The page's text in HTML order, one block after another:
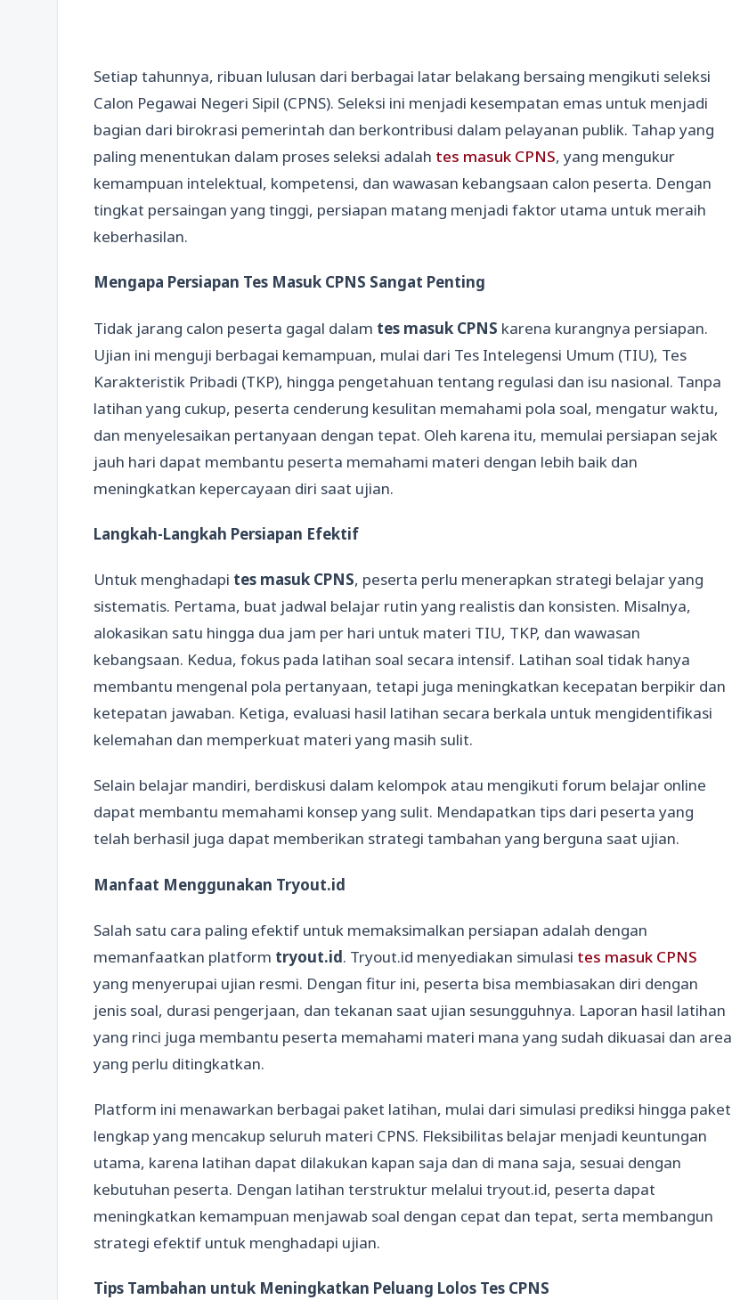
Setiap tahunnya, ribuan lulusan dari berbagai latar belakang bersaing mengikuti seleksi
Calon Pegawai Negeri Sipil (CPNS). Seleksi ini menjadi kesempatan emas untuk menjadi
bagian dari birokrasi pemerintah dan berkontribusi dalam pelayanan publik. Tahap yang
paling menentukan dalam proses seleksi adalah tes masuk CPNS, yang mengukur
kemampuan intelektual, kompetensi, dan wawasan kebangsaan calon peserta. Dengan
tingkat persaingan yang tinggi, persiapan matang menjadi faktor utama untuk meraih
keberhasilan.
Mengapa Persiapan Tes Masuk CPNS Sangat Penting
Tidak jarang calon peserta gagal dalam tes masuk CPNS karena kurangnya persiapan.
Ujian ini menguji berbagai kemampuan, mulai dari Tes Intelegensi Umum (TIU), Tes
Karakteristik Pribadi (TKP), hingga pengetahuan tentang regulasi dan isu nasional. Tanpa
latihan yang cukup, peserta cenderung kesulitan memahami pola soal, mengatur waktu,
dan menyelesaikan pertanyaan dengan tepat. Oleh karena itu, memulai persiapan sejak
jauh hari dapat membantu peserta memahami materi dengan lebih baik dan
meningkatkan kepercayaan diri saat ujian.
Langkah-Langkah Persiapan Efektif
Untuk menghadapi tes masuk CPNS, peserta perlu menerapkan strategi belajar yang
sistematis. Pertama, buat jadwal belajar rutin yang realistis dan konsisten. Misalnya,
alokasikan satu hingga dua jam per hari untuk materi TIU, TKP, dan wawasan
kebangsaan. Kedua, fokus pada latihan soal secara intensif. Latihan soal tidak hanya
membantu mengenal pola pertanyaan, tetapi juga meningkatkan kecepatan berpikir dan
ketepatan jawaban. Ketiga, evaluasi hasil latihan secara berkala untuk mengidentifikasi
kelemahan dan memperkuat materi yang masih sulit.
Selain belajar mandiri, berdiskusi dalam kelompok atau mengikuti forum belajar online
dapat membantu memahami konsep yang sulit. Mendapatkan tips dari peserta yang
telah berhasil juga dapat memberikan strategi tambahan yang berguna saat ujian.
Manfaat Menggunakan Tryout.id
Salah satu cara paling efektif untuk memaksimalkan persiapan adalah dengan
memanfaatkan platform tryout.id. Tryout.id menyediakan simulasi tes masuk CPNS
yang menyerupai ujian resmi. Dengan fitur ini, peserta bisa membiasakan diri dengan
jenis soal, durasi pengerjaan, dan tekanan saat ujian sesungguhnya. Laporan hasil latihan
yang rinci juga membantu peserta memahami materi mana yang sudah dikuasai dan area
yang perlu ditingkatkan.
Platform ini menawarkan berbagai paket latihan, mulai dari simulasi prediksi hingga paket
lengkap yang mencakup seluruh materi CPNS. Fleksibilitas belajar menjadi keuntungan
utama, karena latihan dapat dilakukan kapan saja dan di mana saja, sesuai dengan
kebutuhan peserta. Dengan latihan terstruktur melalui tryout.id, peserta dapat
meningkatkan kemampuan menjawab soal dengan cepat dan tepat, serta membangun
strategi efektif untuk menghadapi ujian.
Tips Tambahan untuk Meningkatkan Peluang Lolos Tes CPNS